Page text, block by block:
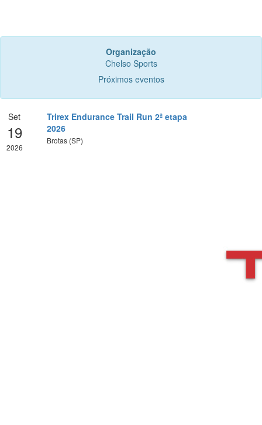
Organização
Chelso Sports
Próximos eventos
Set
19
2026
Trirex Endurance Trail Run 2ª etapa
2026
Brotas (SP)